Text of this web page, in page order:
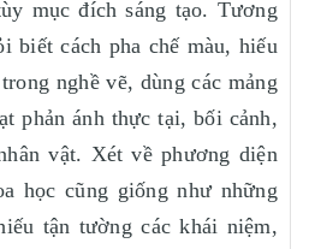
mục đích sáng tạo. Tương
biết cách pha chế màu, hiếu
nghề vẽ, dùng các mảng
phản ánh thực tại, bối cảnh,
vật. Xét về phương diện
học cũng giống như những
tận tường các khái niệm,